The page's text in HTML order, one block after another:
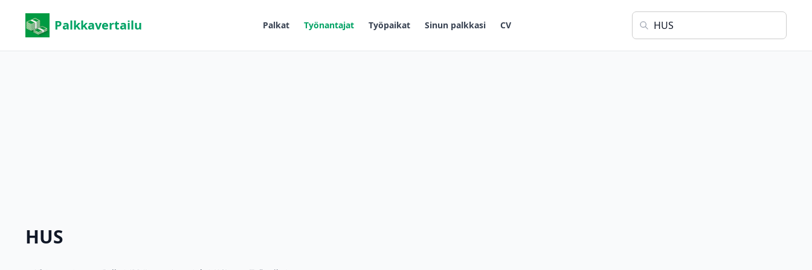
Palkkavertailu Palkat Työnantajat Työpaikat Sinun palkkasi CV
HUS